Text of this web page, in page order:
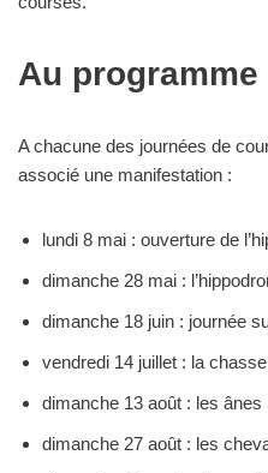
Au
A chacune des journées de
associé une manifestation :
lundi 8 mai : ouverture de
dimanche 28 mai :
dimanche 18 juin : journée
vendredi 14 juillet : la chasse
dimanche 13 août : les ânes
dimanche 27 août : les